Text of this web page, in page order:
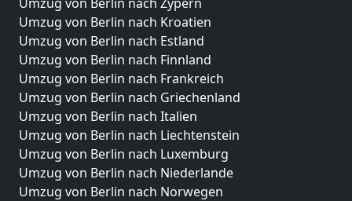
Umzug von Berlin nach Kroatien
Umzug von Berlin nach Estland
Umzug von Berlin nach Finnland
Umzug von Berlin nach Frankreich
Umzug von Berlin nach Griechenland
Umzug von Berlin nach Italien
Umzug von Berlin nach Liechtenstein
Umzug von Berlin nach Luxemburg
Umzug von Berlin nach Niederlande
Umzug von Berlin nach Norwegen